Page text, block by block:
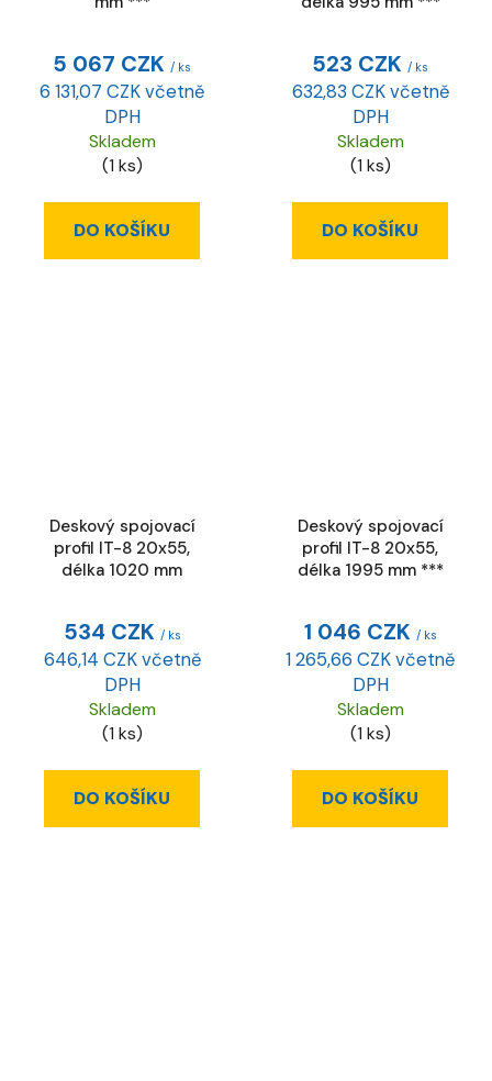
5 067 CZK / ks
6 131,07 CZK včetně
DPH
Skladem
(1 ks)
DO KOŠÍKU
523 CZK / ks
632,83 CZK včetně
DPH
Skladem
(1 ks)
DO KOŠÍKU
Deskový spojovací
profil IT-8 20x55,
délka 1020 mm
534 CZK / ks
646,14 CZK včetně
DPH
Skladem
(1 ks)
DO KOŠÍKU
Deskový spojovací
profil IT-8 20x55,
délka 1995 mm ***
1 046 CZK / ks
1 265,66 CZK včetně
DPH
Skladem
(1 ks)
DO KOŠÍKU